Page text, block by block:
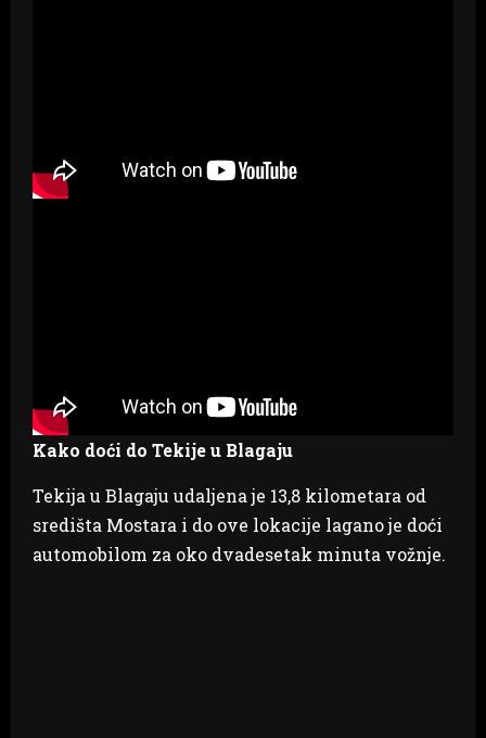
Kako doći do Tekije u Blagaju
Tekija u Blagaju udaljena je 13,8 kilometara od
središta Mostara i do ove lokacije lagano je doći
automobilom za oko dvadesetak minuta vožnje.